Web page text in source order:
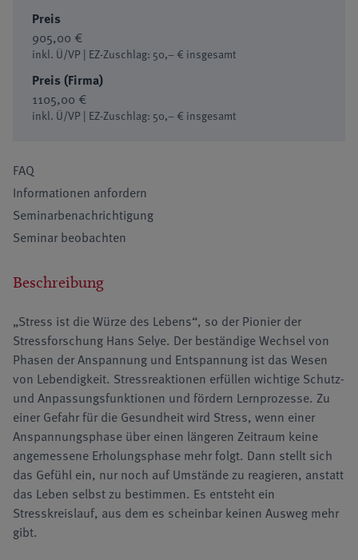
Preis
905,00 €
inkl. Ü/VP | EZ-Zuschlag: 50,– € insgesamt
Preis (Firma)
1105,00 €
inkl. Ü/VP | EZ-Zuschlag: 50,– € insgesamt
FAQ
Informationen anfordern
Seminarbenachrichtigung
Seminar beobachten
Beschreibung
„Stress ist die Würze des Lebens“, so der Pionier der
Stressforschung Hans Selye. Der beständige Wechsel von
Phasen der Anspannung und Entspannung ist das Wesen
von Lebendigkeit. Stressre­aktionen erfüllen wichtige Schutz-
und Anpassungsfunktionen und fördern Lernprozesse. Zu
einer Gefahr für die Gesundheit wird Stress, wenn einer
Anspannungsphase über einen län­geren Zeitraum keine
angemessene Erholungsphase mehr folgt. Dann stellt sich
das Gefühl ein, nur noch auf Um­stände zu reagieren, anstatt
das Leben selbst zu bestimmen. Es entsteht ein
Stresskreislauf, aus dem es scheinbar keinen Ausweg mehr
gibt.